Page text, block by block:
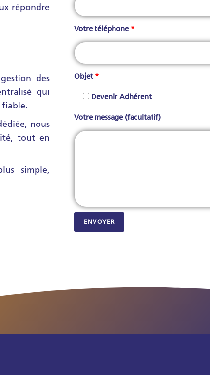
répondre
des
qui
fiable.
nous
tout en
simple,
Votre téléphone *
Objet *
Devenir Adhérent
Votre message (facultatif)